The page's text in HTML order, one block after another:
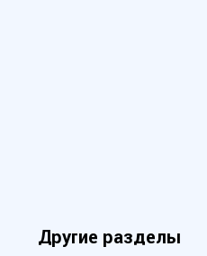
Другие разделы